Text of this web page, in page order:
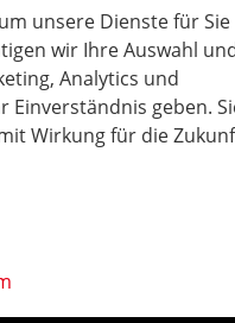
18:00 Uhr
Reimport Fahrzeuge,
Umland, Karlsruhe, Durlach,
unsere Dienste für Sie
wir Ihre Auswahl
Analytics und
Einverständnis geben.
Wirkung für die